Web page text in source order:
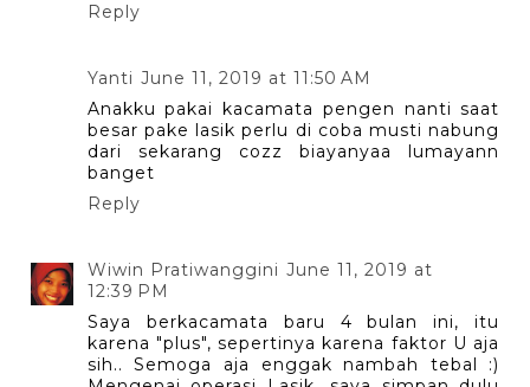
Reply
Yanti June 11, 2019 at 11:50 AM
Anakku pakai kacamata pengen nanti saat
besar pake lasik perlu di coba musti nabung
dari sekarang cozz biayanyaa lumayann
banget
Reply
Wiwin Pratiwanggini June 11, 2019 at
12:39 PM
Saya berkacamata baru 4 bulan ini, itu
karena "plus", sepertinya karena faktor U aja
sih.. Semoga aja enggak nambah tebal :)